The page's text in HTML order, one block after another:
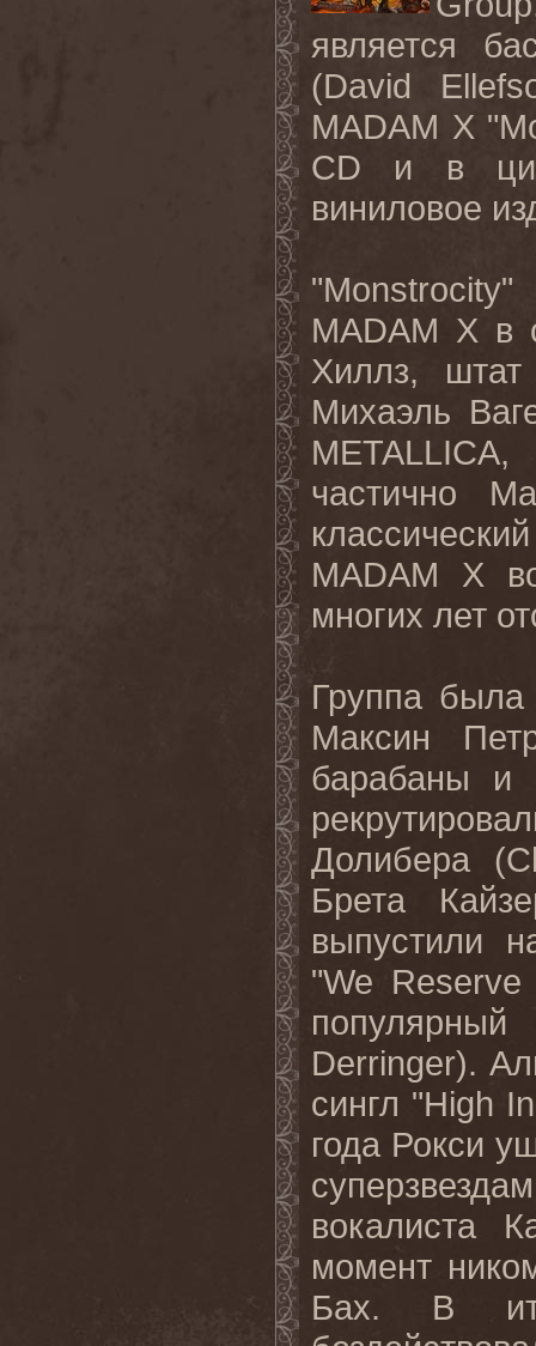
является
(David
MADAM X "
CD
и в
виниловое
"Monstrocity"
MADAM X в
Хиллз,
Михаэль
METALLICA,
частично
MADAM
X
многих лет
Группа
Максин
барабаны и
Долибера (
Брета
выпустили
"We Reserve
Derringer).
сингл "High In
года Рокси
вокалиста
момент
Бах. В